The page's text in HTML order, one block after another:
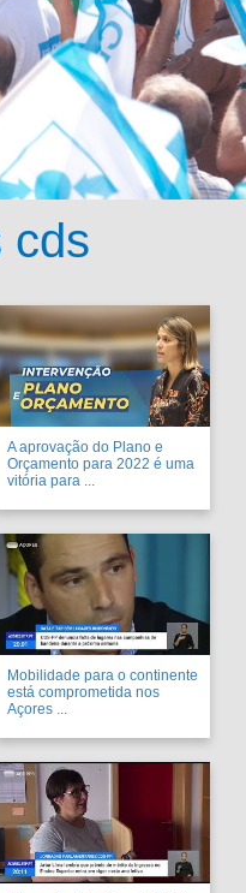
cds
A aprovação do Plano e
Orçamento para 2022 é uma
vitória para ...
Mobilidade para o continente
está comprometida nos
Açores ...